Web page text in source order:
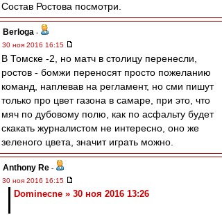
Состав Ростова посмотри.
Berloga -
30 ноя 2016 16:15
В Томске -2, но матч в столицу перенесли,
ростов - бомжи переносят просто пожеланию
команд, наплевав на регламент, но сми пишут
только про цвет газона в самаре, при это, что
мяч по дубовому полю, как по асфальту будет
скакать журналистом не интересно, оно же
зеленого цвета, значит играть можно.
Anthony Re -
30 ноя 2016 16:15
Dominecne » 30 ноя 2016 13:26